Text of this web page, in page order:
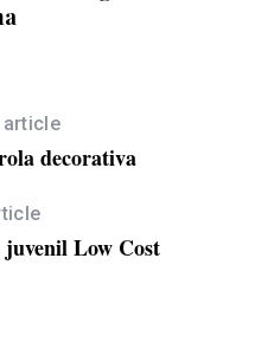
article
decorativa
Low Cost